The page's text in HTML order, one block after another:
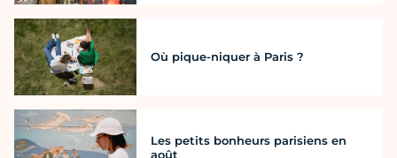
Où pique-niquer à Paris ?
Les petits bonheurs parisiens en
août